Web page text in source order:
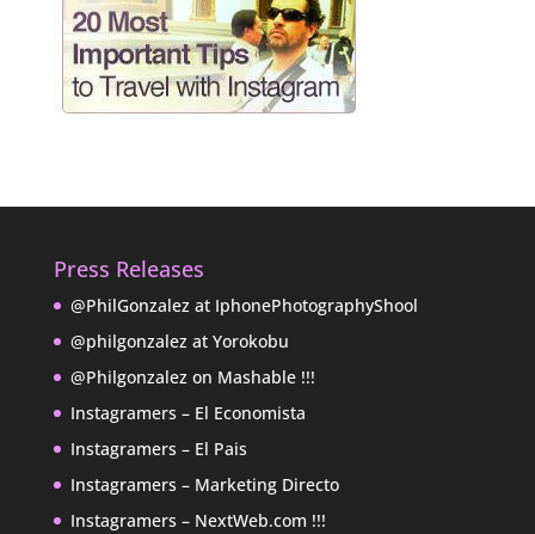
Press Releases
@PhilGonzalez at IphonePhotographyShool
@philgonzalez at Yorokobu
@Philgonzalez on Mashable !!!
Instagramers – El Economista
Instagramers – El Pais
Instagramers – Marketing Directo
Instagramers – NextWeb.com !!!